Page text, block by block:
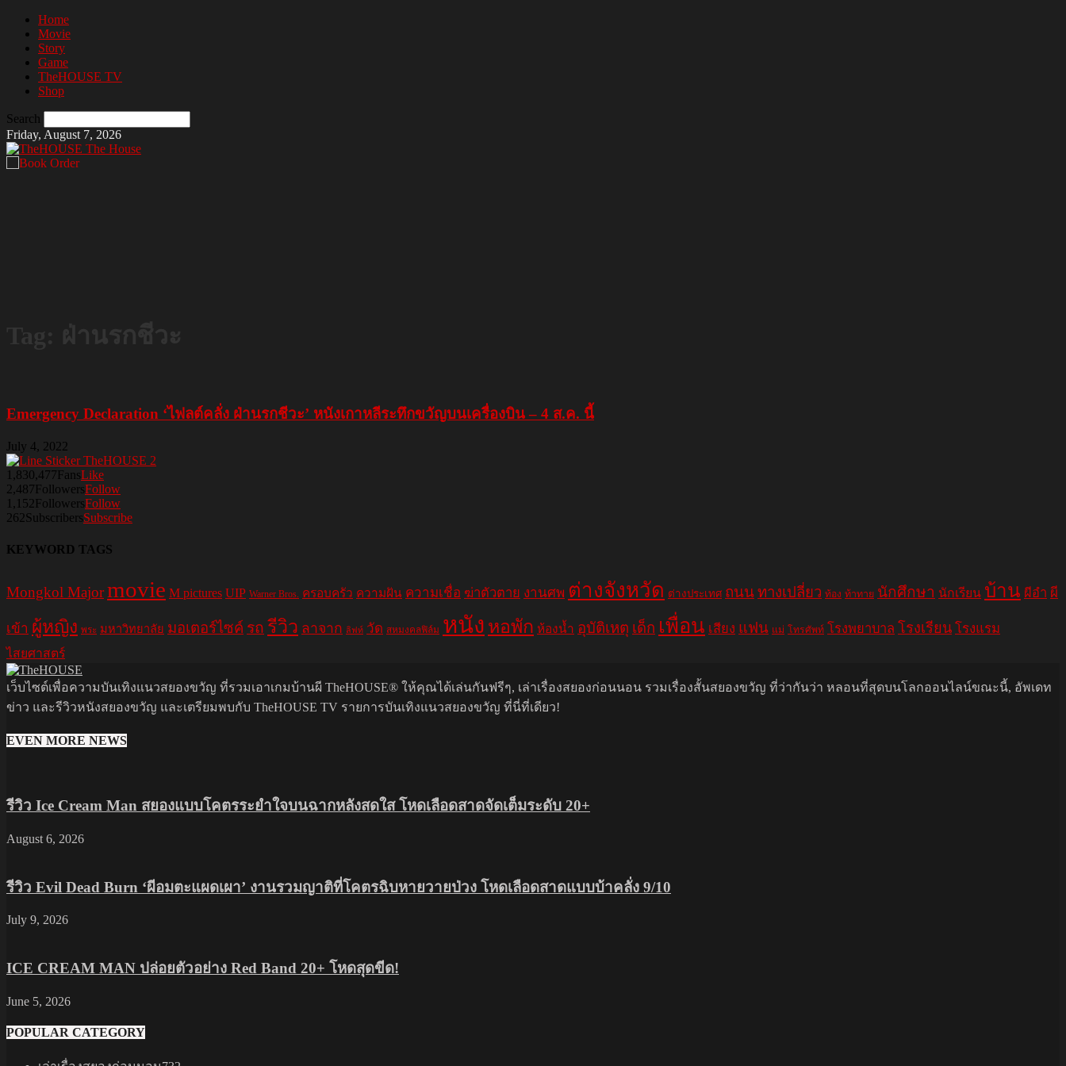
Home
Movie
Story
Game
TheHOUSE TV
Shop
Search
Friday, August 7, 2026
The House
Emergency Declaration ‘ไฟลต์คลั่ง ฝ่านรกชีวะ’ หนังเกาหลีระทึกขวัญบนเครื่องบิน – 4 ส.ค. นี้
July 4, 2022
1,830,477FansLike
2,487FollowersFollow
1,152FollowersFollow
262SubscribersSubscribe
KEYWORD TAGS
Mongkol Majormovie M pictures UIP Warner Bros. ครอบครัว ความฝัน ความเชื่อ ฆ่าตัวตาย งานศพ ต่างจังหวัด ต่างประเทศ ถนนทางเปลี่ยว ท้อง ท้าทาย นักศึกษา นักเรียน บ้าน ผีอำ ผี
เข้า ผู้หญิง พระ มหาวิทยาลัย มอเตอร์ไซค์ รถ รีวิว ลาจาก ลิฟท์ วัด สหมงคลฟิล์ม หนัง หอพัก ห้องน้ำ อุบัติเหตุ เด็ก เพื่อน เสียง แฟน แม่ โทรศัพท์ โรงพยาบาล โรงเรียน โรงแรม
ไสยศาสตร์
เว็บไซต์เพื่อความบันเทิงแนวสยองขวัญ ที่รวมเอาเกมบ้านผี TheHOUSE® ให้คุณได้เล่นกันฟรีๆ, เล่าเรื่องสยองก่อนนอน รวมเรื่องสั้นสยองขวัญ ที่ว่ากันว่า หลอนที่สุดบนโลกออนไลน์ขณะนี้, อัพเดท
ข่าว และรีวิวหนังสยองขวัญ และเตรียมพบกับ TheHOUSE TV รายการบันเทิงแนวสยองขวัญ ที่นี่ที่เดียว!
EVEN MORE NEWS
รีวิว Ice Cream Man สยองแบบโคตรระยำใจบนฉากหลังสดใส โหดเลือดสาดจัดเต็มระดับ 20+
August 6, 2026
รีวิว Evil Dead Burn ‘ผีอมตะแผดเผา’ งานรวมญาติที่โคตรฉิบหายวายป่วง โหดเลือดสาดแบบบ้าคลั่ง 9/10
July 9, 2026
ICE CREAM MAN ปล่อยตัวอย่าง Red Band 20+ โหดสุดขีด!
June 5, 2026
POPULAR CATEGORY